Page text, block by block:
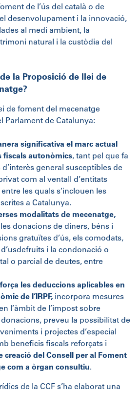
de l’ús del català o de
el desenvolupament i la innovació,
al medi ambient, la
natural i la custòdia del
la Proposició de llei de
de foment del mecenatge
Parlament de Catalunya:
significativa el marc actual
fiscals autonòmics, tant pel que fa
general susceptibles de
com al ventall d’entitats
les quals s’inclouen les
a Catalunya.
modalitats de mecenatge,
donacions de diners, béns i
gratuïtes d’ús, els comodats,
i la condonació o
o parcial de deutes, entre
les deduccions aplicables en
de l’IRPF, incorpora mesures
l’àmbit de l’impost sobre
preveu la possibilitat de
i projectes d’especial
beneficis fiscals reforçats i
creació del Consell per al Foment
com a òrgan consultiu.
de la CCF s’ha elaborat una